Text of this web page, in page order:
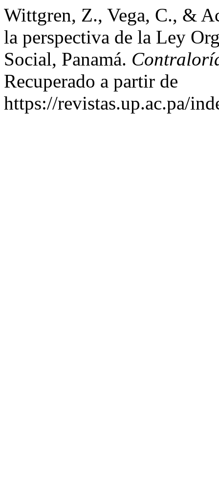
Wittgren, Z., Vega, C., &
la perspectiva de la Ley
Social, Panamá.
Recuperado a partir de
https://revistas.up.ac.pa/